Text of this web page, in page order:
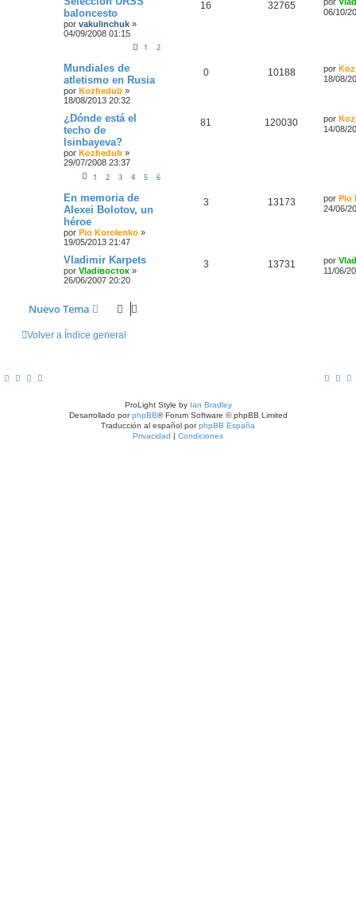
baloncesto
por vakulinchuk »
04/09/2008 01:15
1 2
16 32765
06/10/
Mundiales de
atletismo en Rusia
por Kozhedub »
18/08/2013 20:32
0 10188 por
18/08/
¿Dónde está el
techo de
Isinbayeva?
por Kozhedub »
29/07/2008 23:37
1 2 3 4 5 6
81 120030 por
14/08/
En memoria de
Alexei Bolotov, un
héroe
por Pio Korolenko »
19/05/2013 21:47
3 13173 por Pio
24/06/
Vladimir Karpets
por Vladiвосток »
26/06/2007 20:20
3 13731 por
11/06/
Nuevo Tema
Volver a Índice general
ProLight Style by Ian Bradley
Desarrollado porphpBB® Forum Software © phpBB Limited
Traducción al español porphpBB España
Privacidad | Condiciones